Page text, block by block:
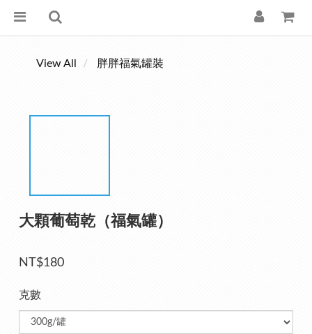
View All 胖胖福氣罐裝
大顆葡萄乾（福氣罐）
NT$180
克數